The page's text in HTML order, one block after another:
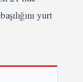
yurt